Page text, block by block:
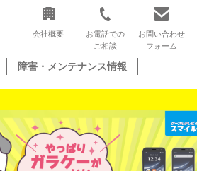
会社概要
お電話での
ご相談
お問い合わせ
フォーム
障害・メンテナンス情報